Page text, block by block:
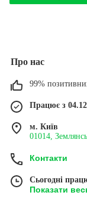
Про нас
99%
Працює з
м. Київ
01014,
Контакти
Сьогодні
Показати